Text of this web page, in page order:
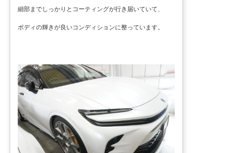
細部までしっかりとコーティングが行き届いていて、
ボディの輝きが良いコンディションに整っています。